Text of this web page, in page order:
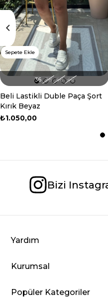
Beli Lastikli Duble Paça Şort
Kırık Beyaz
₺1.050,00
Sepete Ekle
36 38 40 42
Bizi
Yardım
Kurumsal
Popüler Kategoriler